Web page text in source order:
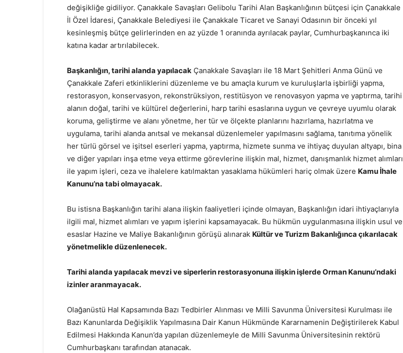
değişikliğe gidiliyor. Çanakkale Savaşları Gelibolu Tarihi Alan Başkanlığının bütçesi için Çanakkale
İl Özel İdaresi, Çanakkale Belediyesi ile Çanakkale Ticaret ve Sanayi Odasının bir önceki yıl
kesinleşmiş bütçe gelirlerinden en az yüzde 1 oranında ayrılacak paylar, Cumhurbaşkanınca iki
katına kadar artırılabilecek.
Başkanlığın, tarihi alanda yapılacak Çanakkale Savaşları ile 18 Mart Şehitleri Anma Günü ve
Çanakkale Zaferi etkinliklerini düzenleme ve bu amaçla kurum ve kuruluşlarla işbirliği yapma,
restorasyon, konservasyon, rekonstrüksiyon, restitüsyon ve renovasyon yapma ve yaptırma, tarihi
alanın doğal, tarihi ve kültürel değerlerini, harp tarihi esaslarına uygun ve çevreye uyumlu olarak
koruma, geliştirme ve alanı yönetme, her tür ve ölçekte planlarını hazırlama, hazırlatma ve
uygulama, tarihi alanda anıtsal ve mekansal düzenlemeler yapılmasını sağlama, tanıtıma yönelik
her türlü görsel ve işitsel eserleri yapma, yaptırma, hizmete sunma ve ihtiyaç duyulan altyapı, bina
ve diğer yapıları inşa etme veya ettirme görevlerine ilişkin mal, hizmet, danışmanlık hizmet alımları
ile yapım işleri, ceza ve ihalelere katılmaktan yasaklama hükümleri hariç olmak üzere Kamu İhale
Kanunu’na tabi olmayacak.
Bu istisna Başkanlığın tarihi alana ilişkin faaliyetleri içinde olmayan, Başkanlığın idari ihtiyaçlarıyla
ilgili mal, hizmet alımları ve yapım işlerini kapsamayacak. Bu hükmün uygulanmasına ilişkin usul ve
esaslar Hazine ve Maliye Bakanlığının görüşü alınarak Kültür ve Turizm Bakanlığınca çıkarılacak
yönetmelikle düzenlenecek.
Tarihi alanda yapılacak mevzi ve siperlerin restorasyonuna ilişkin işlerde Orman Kanunu’ndaki
izinler aranmayacak.
Olağanüstü Hal Kapsamında Bazı Tedbirler Alınması ve Milli Savunma Üniversitesi Kurulması ile
Bazı Kanunlarda Değişiklik Yapılmasına Dair Kanun Hükmünde Kararnamenin Değiştirilerek Kabul
Edilmesi Hakkında Kanun’da yapılan düzenlemeyle de Milli Savunma Üniversitesinin rektörü
Cumhurbaşkanı tarafından atanacak.